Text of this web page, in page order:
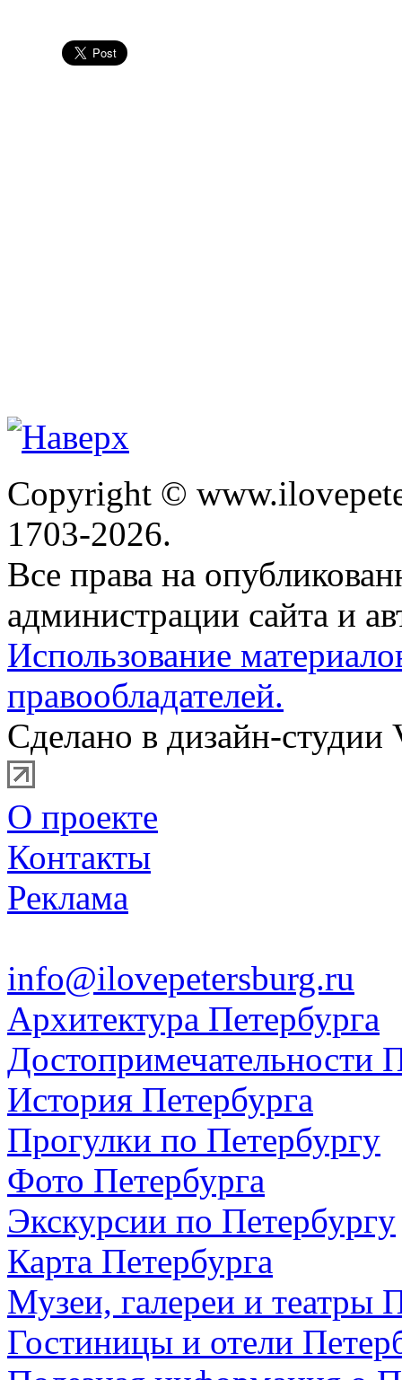
Copyright ©
1703-2026.
Все права на
администрации сайта и
Использование
правообладателей.
Сделано в дизайн-студии
О проекте
Контакты
Реклама
info@ilovepetersburg.ru
Архитектура Петербурга
Достопримечательности
История Петербурга
Прогулки по Петербургу
Фото Петербурга
Экскурсии по Петербургу
Карта Петербурга
Музеи, галереи и театры
Гостиницы и отели